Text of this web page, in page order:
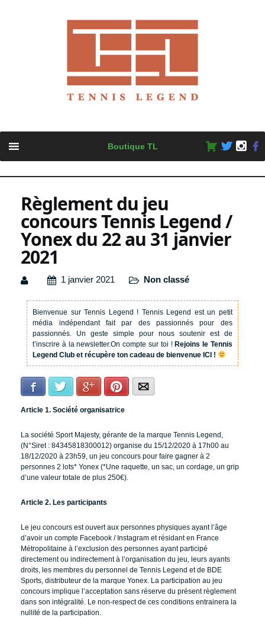
content
Boutique TL
Règlement du jeu
concours Tennis Legend /
Yonex du 22 au 31 janvier
2021
1 janvier 2021 Non classé
Bienvenue sur Tennis Legend ! Tennis Legend est un petit
média indépendant fait par des passionnés pour des
passionnés. Un geste simple pour nous soutenir est de
t’inscrire à la newsletter.On compte sur toi !Rejoins le Tennis
Legend Club et récupère ton cadeau de bienvenue ICI !
Facebook Twitter Google+Pinterest
Article 1. Société organisatrice
La société Sport Majesty, gérante de la marque Tennis Legend,
(N°Siret : 84345818300012) organise du 15/12/2020 à 17h00 au
18/12/2020 à 23h59, un jeu concours pour faire gagner à 2
personnes 2 lots* Yonex (*Une raquette, un sac, un cordage, un grip
d’une valeur totale de plus 250€).
Article 2. Les participants
Le jeu concours est ouvert aux personnes physiques ayant l’âge
d’avoir un compte Facebook / Instagram et résidant en France
Métropolitaine à l’exclusion des personnes ayant participé
directement ou indirectement à l’organisation du jeu, leurs ayants
droits, les membres du personnel de Tennis Legend et de BDE
Sports, distributeur de la marque Yonex. La participation au jeu
concours implique l’acceptation sans réserve du présent règlement
dans son intégralité. Le non-respect de ces conditions entrainera la
nullité de la participation.